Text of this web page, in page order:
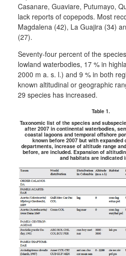
Casanare, Guaviare, Putumayo,
lack reports of copepods. Most
Magdalena (42), La Guajira (34)
(27).
Seventy-four percent of the
lowland waterbodies, 17 % in
2000 m a. s. l.) and 9 % in both
known altitudinal or geographic
29 species has increased.
Table 1.
Taxonomic list of the species and
after 2007 in continental waterbodies,
coastal lagoons and temporal offshore
known before 2007 but with
departments, increase of altitude range
before, are included. Expansion of
and habitats are indicated